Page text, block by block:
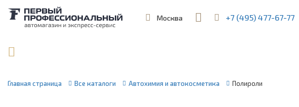
Москва ул. Шереметьевская, 45Б
+7 (495) 477-67-77
Главная страница Все каталоги Автохимия и автокосметика Полироли